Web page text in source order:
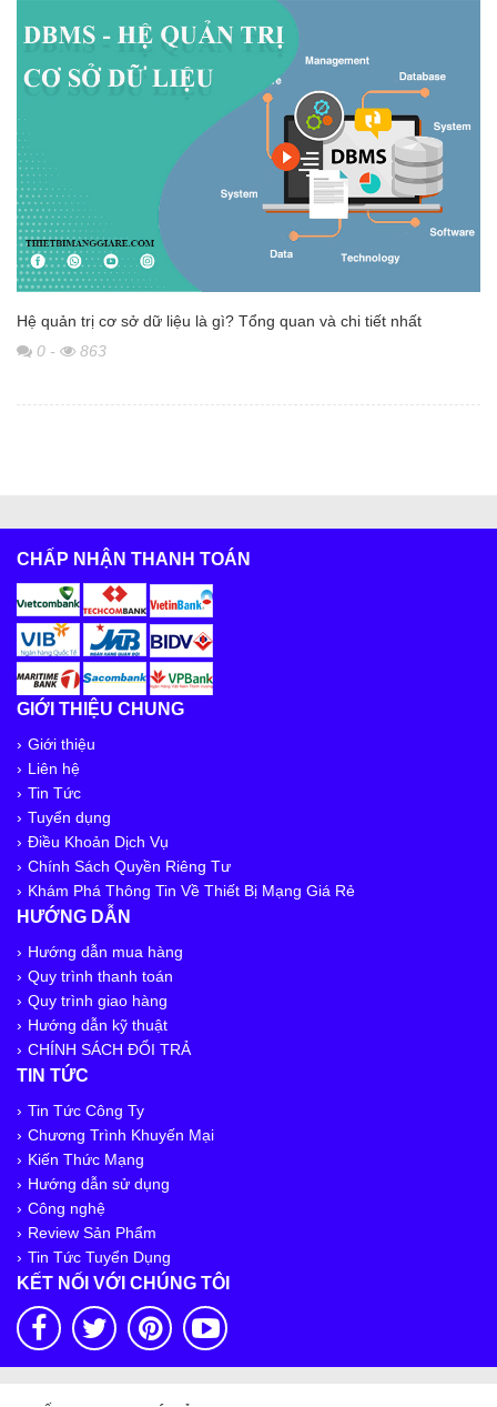
Hệ quản trị cơ sở dữ liệu là gì? Tổng quan và chi tiết nhất
0 - 863
CHẤP NHẬN THANH TOÁN
GIỚI THIỆU CHUNG
Giới thiệu
Liên hệ
Tin Tức
Tuyển dụng
Điều Khoản Dịch Vụ
Chính Sách Quyền Riêng Tư
Khám Phá Thông Tin Về Thiết Bị Mạng Giá Rẻ
HƯỚNG DẪN
Hướng dẫn mua hàng
Quy trình thanh toán
Quy trình giao hàng
Hướng dẫn kỹ thuật
CHÍNH SÁCH ĐỔI TRẢ
TIN TỨC
Tin Tức Công Ty
Chương Trình Khuyến Mại
Kiến Thức Mạng
Hướng dẫn sử dụng
Công nghệ
Review Sản Phẩm
Tin Tức Tuyển Dụng
KẾT NỐI VỚI CHÚNG TÔI